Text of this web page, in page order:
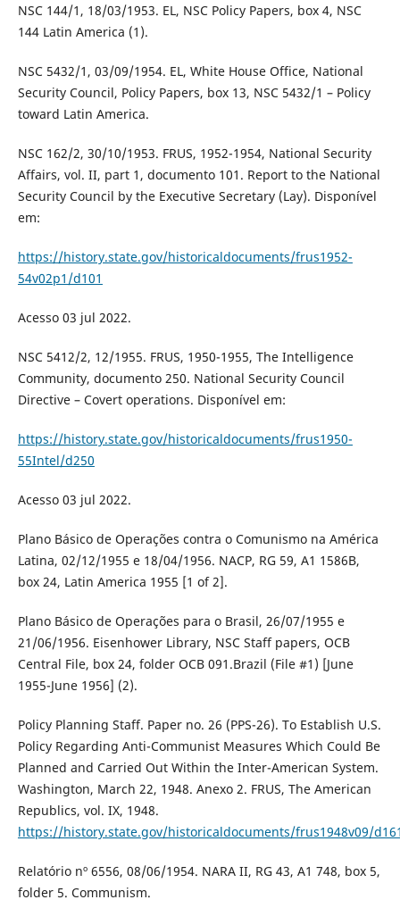
NSC 144/1, 18/03/1953. EL, NSC Policy Papers, box 4, NSC
144 Latin America (1).
NSC 5432/1, 03/09/1954. EL, White House Office, National
Security Council, Policy Papers, box 13, NSC 5432/1 – Policy
toward Latin America.
NSC 162/2, 30/10/1953. FRUS, 1952-1954, National Security
Affairs, vol. II, part 1, documento 101. Report to the National
Security Council by the Executive Secretary (Lay). Disponível
em:
https://history.state.gov/historicaldocuments/frus1952-
54v02p1/d101
Acesso 03 jul 2022.
NSC 5412/2, 12/1955. FRUS, 1950-1955, The Intelligence
Community, documento 250. National Security Council
Directive – Covert operations. Disponível em:
https://history.state.gov/historicaldocuments/frus1950-
55Intel/d250
Acesso 03 jul 2022.
Plano Básico de Operações contra o Comunismo na América
Latina, 02/12/1955 e 18/04/1956. NACP, RG 59, A1 1586B,
box 24, Latin America 1955 [1 of 2].
Plano Básico de Operações para o Brasil, 26/07/1955 e
21/06/1956. Eisenhower Library, NSC Staff papers, OCB
Central File, box 24, folder OCB 091.Brazil (File #1) [June
1955-June 1956] (2).
Policy Planning Staff. Paper no. 26 (PPS-26). To Establish U.S.
Policy Regarding Anti-Communist Measures Which Could Be
Planned and Carried Out Within the Inter-American System.
Washington, March 22, 1948. Anexo 2. FRUS, The American
Republics, vol. IX, 1948.
https://history.state.gov/historicaldocuments/frus1948v09/
Relatório nº 6556, 08/06/1954. NARA II, RG 43, A1 748, box 5,
folder 5. Communism.